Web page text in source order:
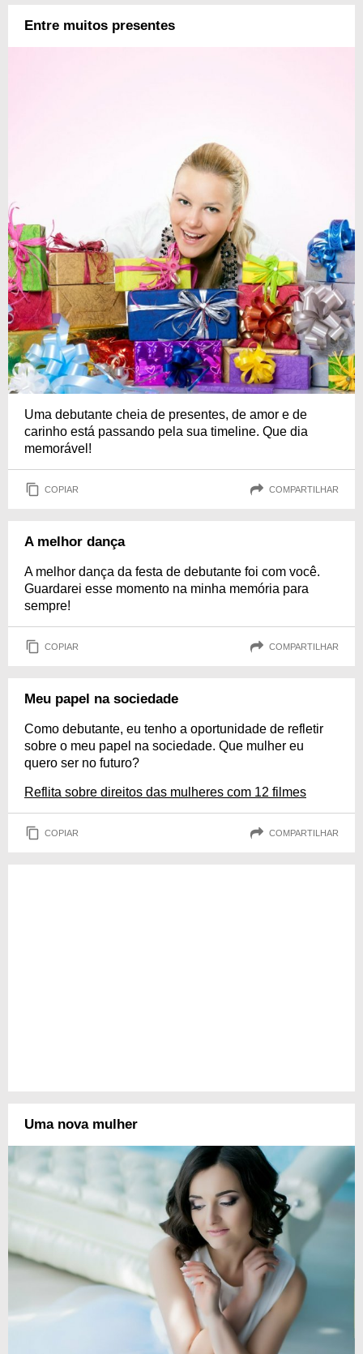
Entre muitos presentes
Uma debutante cheia de presentes, de amor e de
carinho está passando pela sua timeline. Que dia
memorável!
COPIAR COMPARTILHAR
A melhor dança
A melhor dança da festa de debutante foi com você.
Guardarei esse momento na minha memória para
sempre!
COPIAR COMPARTILHAR
Meu papel na sociedade
Como debutante, eu tenho a oportunidade de refletir
sobre o meu papel na sociedade. Que mulher eu
quero ser no futuro?
Reflita sobre direitos das mulheres com 12 filmes
COPIAR COMPARTILHAR
Uma nova mulher